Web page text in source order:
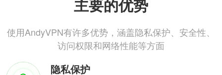
主要的优势
使用AndyVPN有许多优势，涵盖隐私保护、安全性、
访问权限和网络性能等方面
隐私保护